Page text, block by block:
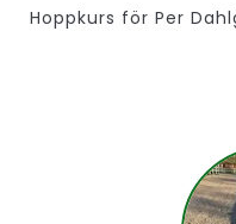
Hoppkurs för Per